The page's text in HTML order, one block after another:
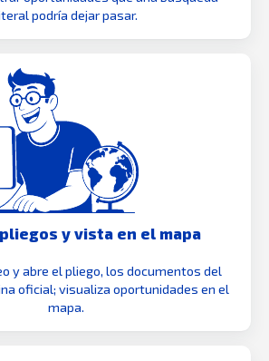
podría dejar pasar.
y vista en el mapa
y abre el pliego, los documentos del
oficial; visualiza oportunidades en el
mapa.